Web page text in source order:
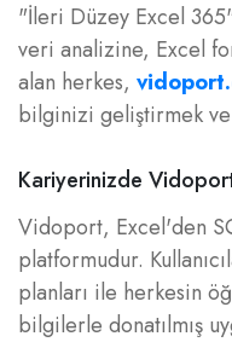
"İleri Düzey Excel
veri analizine, Excel
alan herkes,
bilginizi geliştirmek
Kariyerinizde
Vidoport, Excel'den
platformudur.
planları ile herkesin
bilgilerle donatılmış